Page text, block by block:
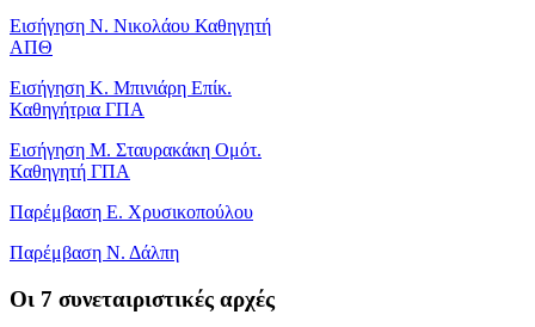
Εισήγηση Ν. Νικολάου Καθηγητή
ΑΠΘ
Εισήγηση Κ. Μπινιάρη Επίκ.
Καθηγήτρια ΓΠΑ
Εισήγηση Μ. Σταυρακάκη Ομότ.
Καθηγητή ΓΠΑ
Παρέμβαση Ε. Χρυσικοπούλου
Παρέμβαση Ν. Δάλπη
Oι 7 συνεταιριστικές αρχές